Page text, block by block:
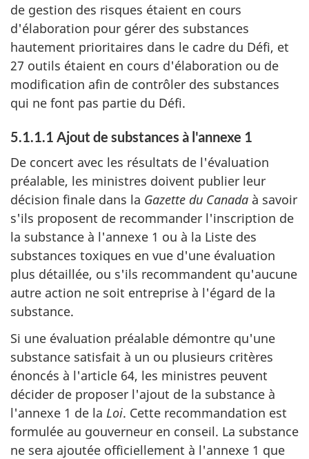
de gestion des risques étaient en cours
d'élaboration pour gérer des substances
hautement prioritaires dans le cadre du Défi, et
27 outils étaient en cours d'élaboration ou de
modification afin de contrôler des substances
qui ne font pas partie du Défi.
5.1.1.1 Ajout de substances à l'annexe 1
De concert avec les résultats de l'évaluation
préalable, les ministres doivent publier leur
décision finale dans la Gazette du Canada à savoir
s'ils proposent de recommander l'inscription de
la substance à l'annexe 1 ou à la Liste des
substances toxiques en vue d'une évaluation
plus détaillée, ou s'ils recommandent qu'aucune
autre action ne soit entreprise à l'égard de la
substance.
Si une évaluation préalable démontre qu'une
substance satisfait à un ou plusieurs critères
énoncés à l'article 64, les ministres peuvent
décider de proposer l'ajout de la substance à
l'annexe 1 de la Loi. Cette recommandation est
formulée au gouverneur en conseil. La substance
ne sera ajoutée officiellement à l'annexe 1 que